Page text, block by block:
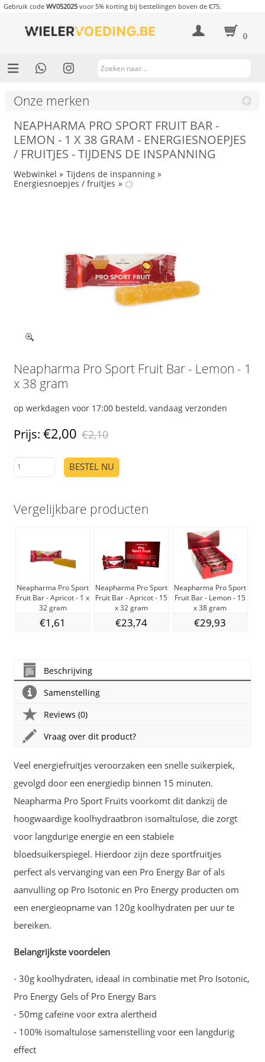
Gebruik code WV052025voor 5% korting bij bestellingen boven de €75.
0
Onze merken
NEAPHARMA PRO SPORT FRUIT BAR -
LEMON - 1 X 38 GRAM - ENERGIESNOEPJES
/ FRUITJES - TIJDENS DE INSPANNING
Webwinkel » Tijdens de inspanning »
Energiesnoepjes / fruitjes »
Neapharma Pro Sport Fruit Bar - Lemon - 1
x 38 gram
op werkdagen voor 17:00 besteld, vandaag verzonden
Prijs: €2,00 €2,10
BESTEL NU
Vergelijkbare producten
Neapharma Pro Sport
Fruit Bar - Apricot - 1 x
32 gram
€1,61
Neapharma Pro Sport
Fruit Bar - Apricot - 15
x 32 gram
€23,74
Neapharma Pro Sport
Fruit Bar - Lemon - 15
x 38 gram
€29,93
Beschrijving
Samenstelling
Reviews (0)
Vraag over dit product?
Veel energiefruitjes veroorzaken een snelle suikerpiek,
gevolgd door een energiedip binnen 15 minuten.
Neapharma Pro Sport Fruits voorkomt dit dankzij de
hoogwaardige koolhydraatbron isomaltulose, die zorgt
voor langdurige energie en een stabiele
bloedsuikerspiegel. Hierdoor zijn deze sportfruitjes
perfect als vervanging van een Pro Energy Bar of als
aanvulling op Pro Isotonic en Pro Energy producten om
een energieopname van 120g koolhydraten per uur te
bereiken.
Belangrijkste voordelen
- 30g koolhydraten, ideaal in combinatie met Pro Isotonic,
Pro Energy Gels of Pro Energy Bars
- 50mg cafeïne voor extra alertheid
- 100% isomaltulose samenstelling voor een langdurig
effect